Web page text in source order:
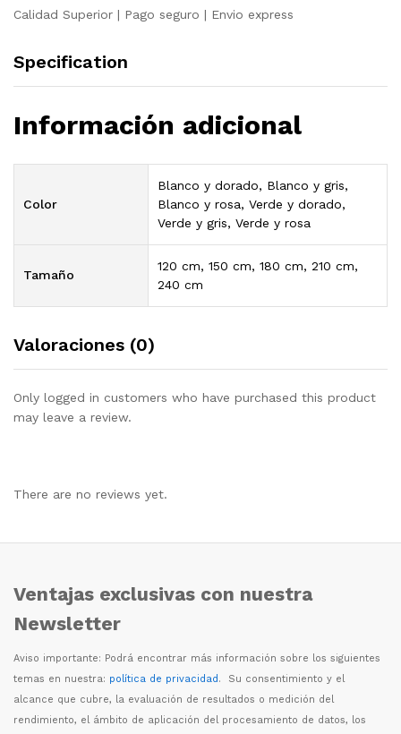
Calidad Superior | Pago seguro | Envio express
Specification
Información adicional
Color
Blanco y dorado, Blanco y gris,
Blanco y rosa, Verde y dorado,
Verde y gris, Verde y rosa
Tamaño
120 cm, 150 cm, 180 cm, 210 cm,
240 cm
Valoraciones (0)
Only logged in customers who have purchased this product
may leave a review.
There are no reviews yet.
Ventajas exclusivas con nuestra
Newsletter
Aviso importante: Podrá encontrar más información sobre los siguientes
temas en nuestra: política de privacidad. Su consentimiento y el
alcance que cubre, la evaluación de resultados o medición del
rendimiento, el ámbito de aplicación del procesamiento de datos, los